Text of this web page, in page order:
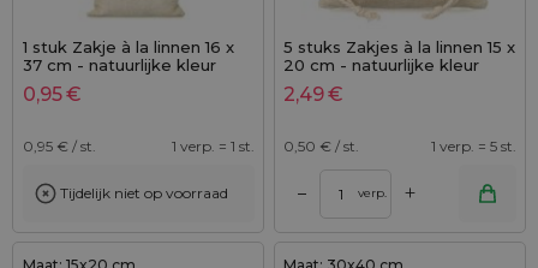
1 stuk Zakje à la linnen 16 x
37 cm - natuurlijke kleur
0,95€
0,95 € / st. 1 verp. = 1 st.
Tijdelijk niet op voorraad
5 stuks Zakjes à la linnen 15 x
20 cm - natuurlijke kleur
2,49€
0,50 € / st. 1 verp. = 5 st.
– verp. +